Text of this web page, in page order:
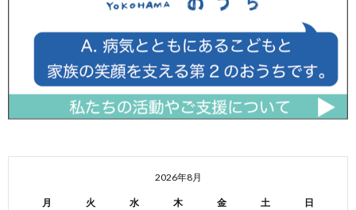
2026年8月
月 火 水 木 金 土 日